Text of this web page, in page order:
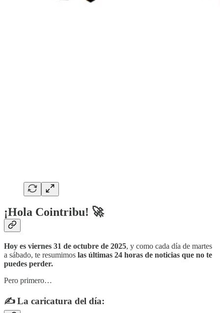
¡Hola Cointribu! 🚀
Hoy es viernes 31 de octubre de 2025, y como cada día de martes
a sábado, te resumimos las últimas 24 horas de noticias que no te
puedes perder.
Pero primero…
✍️ La caricatura del día: